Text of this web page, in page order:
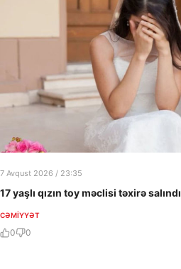
7 Avqust 2026 / 23:35
17 yaşlı qızın toy məclisi təxirə salındı
CƏMIYYƏT
0 0